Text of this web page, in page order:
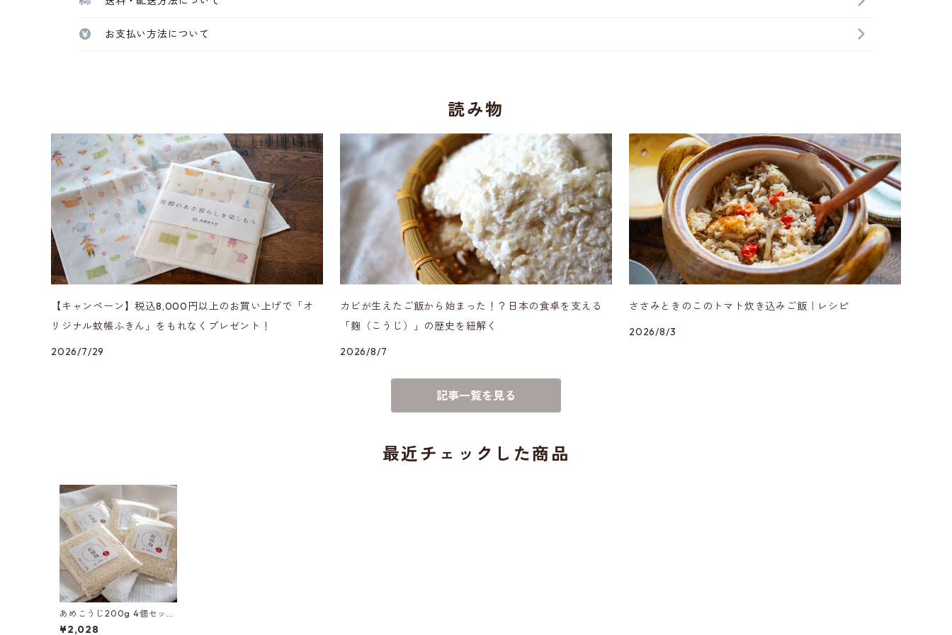
お支払い方法について
読み物
【キャンペーン】税込8,000円以上のお買い上げで「オ
リジナル蚊帳ふきん」をもれなくプレゼント！
2026/7/29
カビが生えたご飯から始まった！？日本の食卓を支える
「麹（こうじ）」の歴史を紐解く
2026/8/7
ささみときのこのトマト炊き込みご飯｜レシピ
2026/8/3
記事一覧を見る
最近チェックした商品
あめこうじ200g 4個セット
（発酵食大学）
¥2,028